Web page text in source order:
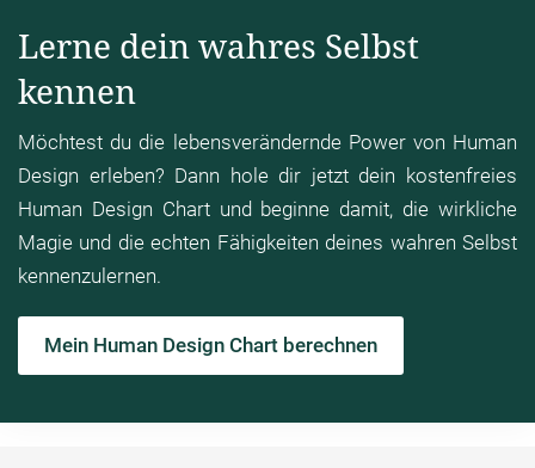
Lerne dein wahres Selbst
kennen
Möchtest du die lebensverändernde Power von Human
Design erleben? Dann hole dir jetzt dein kostenfreies
Human Design Chart und beginne damit, die wirkliche
Magie und die echten Fähigkeiten deines wahren Selbst
kennenzulernen.
Mein Human Design Chart berechnen